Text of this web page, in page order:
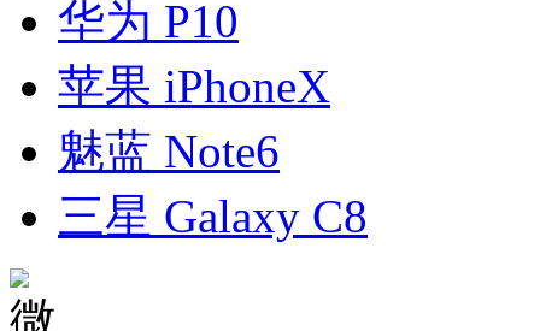
华为 P10
苹果 iPhoneX
魅蓝 Note6
三星 Galaxy C8